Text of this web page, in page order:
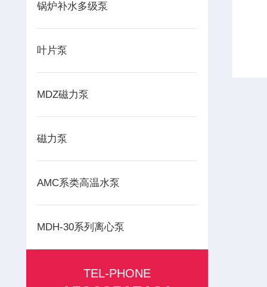
锅炉补水多级泵
叶片泵
MDZ磁力泵
磁力泵
AMC系类高温水泵
MDH-30系列离心泵
TEL-PHONE